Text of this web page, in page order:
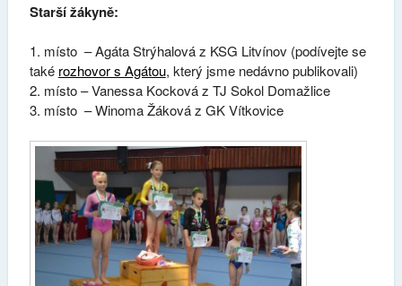
Starší žákyně:
1. místo – Agáta Strýhalová z KSG Litvínov (podívejte se
také rozhovor s Agátou, který jsme nedávno publikovali)
2. místo – Vanessa Kocková z TJ Sokol Domažlice
3. místo – Winoma Žáková z GK Vítkovice